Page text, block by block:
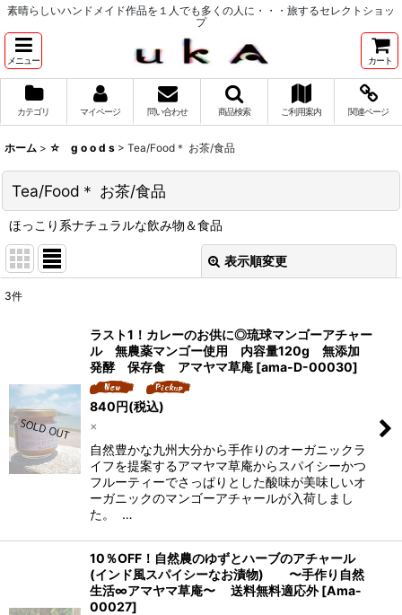
素晴らしいハンドメイド作品を１人でも多くの人に・・・旅するセレクトショッ
プ
メニュー カート
カテゴリ マイページ 問い合わせ 商品検索 ご利用案内 関連ページ
ホーム > ☆ g o o d s > Tea/Food＊ お茶/食品
Tea/Food＊ お茶/食品
ほっこり系ナチュラルな飲み物＆食品
表示順変更
3件
ラスト1！カレーのお供に◎琉球マンゴーアチャー
ル 無農薬マンゴー使用 内容量120g 無添加
発酵 保存食 アマヤマ草庵 [ama-D-00030]
840円(税込)
×
自然豊かな九州大分から手作りのオーガニックラ
イフを提案するアマヤマ草庵からスパイシーかつ
フルーティーでさっぱりとした酸味が美味しいオ
ーガニックのマンゴーアチャールが入荷しまし
た。 …
10％OFF！自然農のゆずとハーブのアチャール
(インド風スパイシーなお漬物) 〜手作り自然
生活∞アマヤマ草庵〜 送料無料適応外 [Ama-
00027]